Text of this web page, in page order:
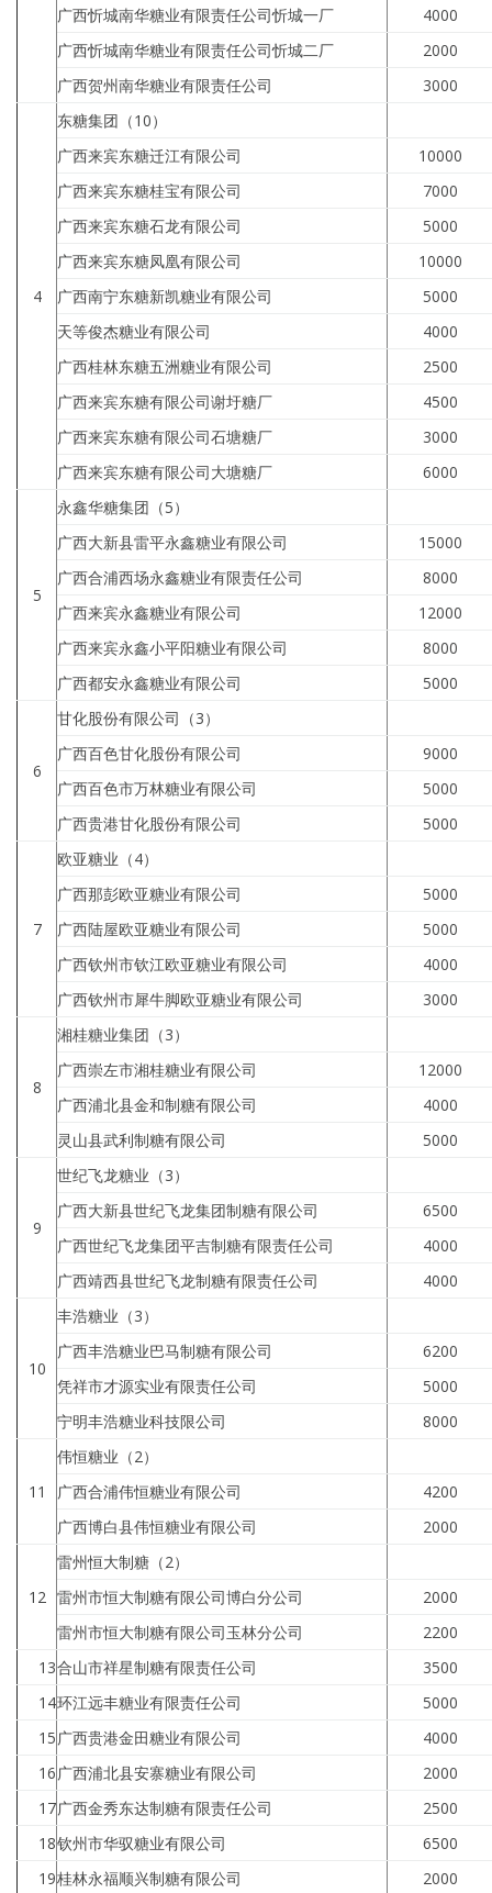
广西忻城南华糖业有限责任公司忻城一厂
4000
广西忻城南华糖业有限责任公司忻城二厂
2000
广西贺州南华糖业有限责任公司
3000
4
东糖集团（10）
广西来宾东糖迁江有限公司
10000
广西来宾东糖桂宝有限公司
7000
广西来宾东糖石龙有限公司
5000
广西来宾东糖凤凰有限公司
10000
广西南宁东糖新凯糖业有限公司
5000
天等俊杰糖业有限公司
4000
广西桂林东糖五洲糖业有限公司
2500
广西来宾东糖有限公司谢圩糖厂
4500
广西来宾东糖有限公司石塘糖厂
3000
广西来宾东糖有限公司大塘糖厂
6000
5
永鑫华糖集团（5）
广西大新县雷平永鑫糖业有限公司
15000
广西合浦西场永鑫糖业有限责任公司
8000
广西来宾永鑫糖业有限公司
12000
广西来宾永鑫小平阳糖业有限公司
8000
广西都安永鑫糖业有限公司
5000
6
甘化股份有限公司（3）
广西百色甘化股份有限公司
9000
广西百色市万林糖业有限公司
5000
广西贵港甘化股份有限公司
5000
7
欧亚糖业（4）
广西那彭欧亚糖业有限公司
5000
广西陆屋欧亚糖业有限公司
5000
广西钦州市钦江欧亚糖业有限公司
4000
广西钦州市犀牛脚欧亚糖业有限公司
3000
8
湘桂糖业集团（3）
广西崇左市湘桂糖业有限公司
12000
广西浦北县金和制糖有限公司
4000
灵山县武利制糖有限公司
5000
9
世纪飞龙糖业（3）
广西大新县世纪飞龙集团制糖有限公司
6500
广西世纪飞龙集团平吉制糖有限责任公司
4000
广西靖西县世纪飞龙制糖有限责任公司
4000
10
丰浩糖业（3）
广西丰浩糖业巴马制糖有限公司
6200
凭祥市才源实业有限责任公司
5000
宁明丰浩糖业科技限公司
8000
11
伟恒糖业（2）
广西合浦伟恒糖业有限公司
4200
广西博白县伟恒糖业有限公司
2000
12
雷州恒大制糖（2）
雷州市恒大制糖有限公司博白分公司
2000
雷州市恒大制糖有限公司玉林分公司
2200
13合山市祥星制糖有限责任公司
3500
14环江远丰糖业有限责任公司
5000
15广西贵港金田糖业有限公司
4000
16广西浦北县安寨糖业有限公司
2000
17广西金秀东达制糖有限责任公司
2500
18钦州市华驭糖业有限公司
6500
19桂林永福顺兴制糖有限公司
2000